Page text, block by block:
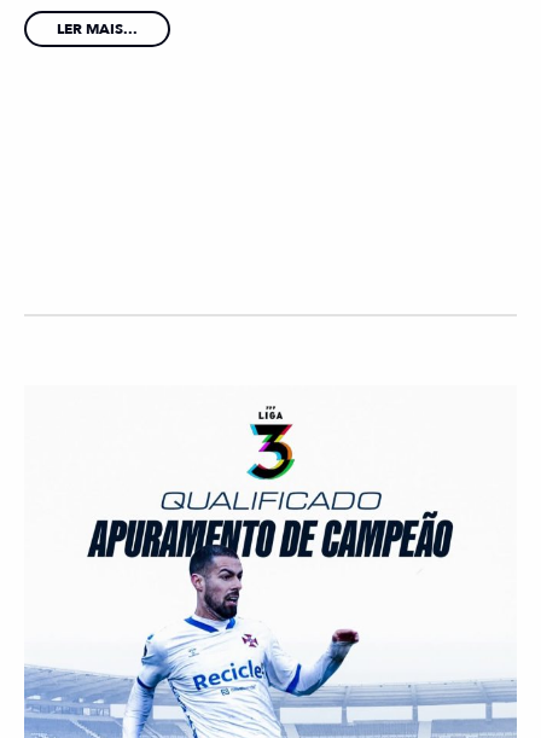
LER MAIS...